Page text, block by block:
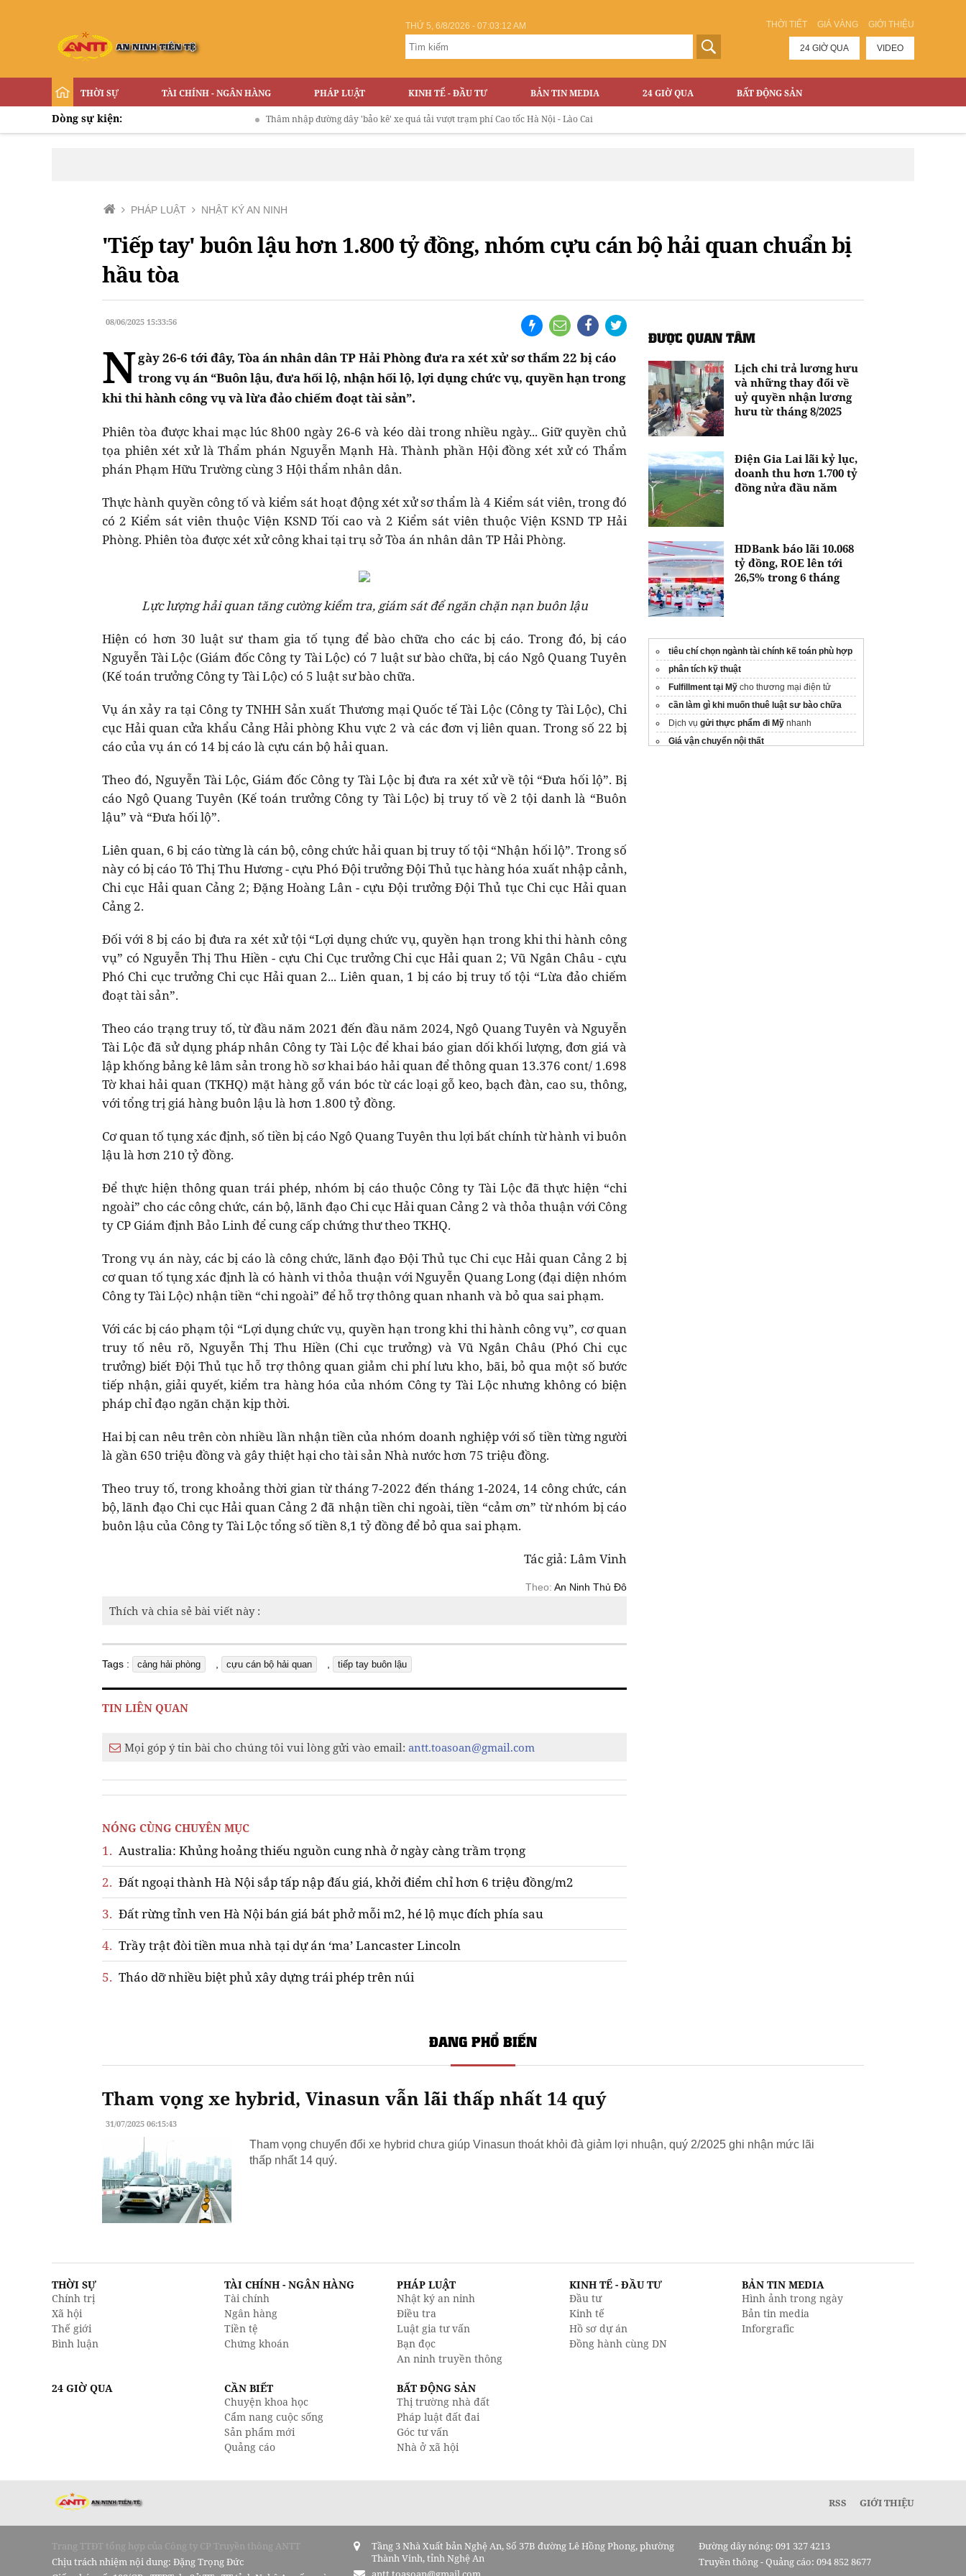
THỜI TIẾT GIÁ VÀNG GIỚI THIỆU
THỨ 5, 6/8/2026 - 07:03:13 AM
24 GIỜ QUA VIDEO
THỜI SỰ TÀI CHÍNH - NGÂN HÀNG PHÁP LUẬT KINH TẾ - ĐẦU TƯ BẢN TIN MEDIA 24 GIỜ QUA BẤT ĐỘNG SẢN
Dòng sự kiện: Thâm nhập đường dây 'bảo kê' xe quá tải vượt trạm phí Cao tốc Hà Nội - Lào Cai
PHÁP LUẬT NHẬT KÝ AN NINH
'Tiếp tay' buôn lậu hơn 1.800 tỷ đồng, nhóm cựu cán bộ hải quan chuẩn bị
hầu tòa
08/06/2025 15:33:56
Ngày 26-6 tới đây, Tòa án nhân dân TP Hải Phòng đưa ra xét xử sơ thẩm 22 bị cáo
trong vụ án “Buôn lậu, đưa hối lộ, nhận hối lộ, lợi dụng chức vụ, quyền hạn trong
khi thi hành công vụ và lừa đảo chiếm đoạt tài sản”.
Phiên tòa được khai mạc lúc 8h00 ngày 26-6 và kéo dài trong nhiều ngày... Giữ quyền chủ
tọa phiên xét xử là Thẩm phán Nguyễn Mạnh Hà. Thành phần Hội đồng xét xử có Thẩm
phán Phạm Hữu Trường cùng 3 Hội thẩm nhân dân.
Thực hành quyền công tố và kiểm sát hoạt động xét xử sơ thẩm là 4 Kiểm sát viên, trong đó
có 2 Kiểm sát viên thuộc Viện KSND Tối cao và 2 Kiểm sát viên thuộc Viện KSND TP Hải
Phòng. Phiên tòa được xét xử công khai tại trụ sở Tòa án nhân dân TP Hải Phòng.
Lực lượng hải quan tăng cường kiểm tra, giám sát để ngăn chặn nạn buôn lậu
Hiện có hơn 30 luật sư tham gia tố tụng để bào chữa cho các bị cáo. Trong đó, bị cáo
Nguyễn Tài Lộc (Giám đốc Công ty Tài Lộc) có 7 luật sư bào chữa, bị cáo Ngô Quang Tuyên
(Kế toán trưởng Công ty Tài Lộc) có 5 luật sư bào chữa.
Vụ án xảy ra tại Công ty TNHH Sản xuất Thương mại Quốc tế Tài Lộc (Công ty Tài Lộc), Chi
cục Hải quan cửa khẩu Cảng Hải phòng Khu vực 2 và các đơn vị liên quan. Trong số 22 bị
cáo của vụ án có 14 bị cáo là cựu cán bộ hải quan.
Theo đó, Nguyễn Tài Lộc, Giám đốc Công ty Tài Lộc bị đưa ra xét xử về tội “Đưa hối lộ”. Bị
cáo Ngô Quang Tuyên (Kế toán trưởng Công ty Tài Lộc) bị truy tố về 2 tội danh là “Buôn
lậu” và “Đưa hối lộ”.
Liên quan, 6 bị cáo từng là cán bộ, công chức hải quan bị truy tố tội “Nhận hối lộ”. Trong số
này có bị cáo Tô Thị Thu Hương - cựu Phó Đội trưởng Đội Thủ tục hàng hóa xuất nhập cảnh,
Chi cục Hải quan Cảng 2; Đặng Hoàng Lân - cựu Đội trưởng Đội Thủ tục Chi cục Hải quan
Cảng 2.
Đối với 8 bị cáo bị đưa ra xét xử tội “Lợi dụng chức vụ, quyền hạn trong khi thi hành công
vụ” có Nguyễn Thị Thu Hiền - cựu Chi Cục trưởng Chi cục Hải quan 2; Vũ Ngân Châu - cựu
Phó Chi cục trưởng Chi cục Hải quan 2... Liên quan, 1 bị cáo bị truy tố tội “Lừa đảo chiếm
đoạt tài sản”.
Theo cáo trạng truy tố, từ đầu năm 2021 đến đầu năm 2024, Ngô Quang Tuyên và Nguyễn
Tài Lộc đã sử dụng pháp nhân Công ty Tài Lộc để khai báo gian dối khối lượng, đơn giá và
lập khống bảng kê lâm sản trong hồ sơ khai báo hải quan để thông quan 13.376 cont/ 1.698
Tờ khai hải quan (TKHQ) mặt hàng gỗ ván bóc từ các loại gỗ keo, bạch đàn, cao su, thông,
với tổng trị giá hàng buôn lậu là hơn 1.800 tỷ đồng.
Cơ quan tố tụng xác định, số tiền bị cáo Ngô Quang Tuyên thu lợi bất chính từ hành vi buôn
lậu là hơn 210 tỷ đồng.
Để thực hiện thông quan trái phép, nhóm bị cáo thuộc Công ty Tài Lộc đã thực hiện “chi
ngoài” cho các công chức, cán bộ, lãnh đạo Chi cục Hải quan Cảng 2 và thỏa thuận với Công
ty CP Giám định Bảo Linh để cung cấp chứng thư theo TKHQ.
Trong vụ án này, các bị cáo là công chức, lãnh đạo Đội Thủ tục Chi cục Hải quan Cảng 2 bị
cơ quan tố tụng xác định là có hành vi thỏa thuận với Nguyễn Quang Long (đại diện nhóm
Công ty Tài Lộc) nhận tiền “chi ngoài” để hỗ trợ thông quan nhanh và bỏ qua sai phạm.
Với các bị cáo phạm tội “Lợi dụng chức vụ, quyền hạn trong khi thi hành công vụ”, cơ quan
truy tố nêu rõ, Nguyễn Thị Thu Hiền (Chi cục trưởng) và Vũ Ngân Châu (Phó Chi cục
trưởng) biết Đội Thủ tục hỗ trợ thông quan giảm chi phí lưu kho, bãi, bỏ qua một số bước
tiếp nhận, giải quyết, kiểm tra hàng hóa của nhóm Công ty Tài Lộc nhưng không có biện
pháp chỉ đạo ngăn chặn kịp thời.
Hai bị can nêu trên còn nhiều lần nhận tiền của nhóm doanh nghiệp với số tiền từng người
là gần 650 triệu đồng và gây thiệt hại cho tài sản Nhà nước hơn 75 triệu đồng.
Theo truy tố, trong khoảng thời gian từ tháng 7-2022 đến tháng 1-2024, 14 công chức, cán
bộ, lãnh đạo Chi cục Hải quan Cảng 2 đã nhận tiền chi ngoài, tiền “cảm ơn” từ nhóm bị cáo
buôn lậu của Công ty Tài Lộc tổng số tiền 8,1 tỷ đồng để bỏ qua sai phạm.
Tác giả: Lâm Vinh
Theo: An Ninh Thủ Đô
Thích và chia sẻ bài viết này :
Tags : cảng hải phòng cựu cán bộ hải quan tiếp tay buôn lậu
TIN LIÊN QUAN
Mọi góp ý tin bài cho chúng tôi vui lòng gửi vào email: antt.toasoan@gmail.com
NÓNG CÙNG CHUYÊN MỤC
1. Australia: Khủng hoảng thiếu nguồn cung nhà ở ngày càng trầm trọng
2. Đất ngoại thành Hà Nội sắp tấp nập đấu giá, khởi điểm chỉ hơn 6 triệu đồng/m2
3. Đất rừng tỉnh ven Hà Nội bán giá bát phở mỗi m2, hé lộ mục đích phía sau
4. Trầy trật đòi tiền mua nhà tại dự án ‘ma’ Lancaster Lincoln
5. Tháo dỡ nhiều biệt phủ xây dựng trái phép trên núi
ĐƯỢC QUAN TÂM
Lịch chi trả lương hưu
và những thay đổi về
uỷ quyền nhận lương
hưu từ tháng 8/2025
Điện Gia Lai lãi kỷ lục,
doanh thu hơn 1.700 tỷ
đồng nửa đầu năm
HDBank báo lãi 10.068
tỷ đồng, ROE lên tới
26,5% trong 6 tháng
tiêu chí chọn ngành tài chính kế toán phù hợp
phân tích kỹ thuật
Fulfillment tại Mỹ cho thương mại điện tử
cần làm gì khi muốn thuê luật sư bào chữa
Dịch vụ gửi thực phẩm đi Mỹ nhanh
Giá vận chuyển nội thất
ĐANG PHỔ BIẾN
Tham vọng xe hybrid, Vinasun vẫn lãi thấp nhất 14 quý
31/07/2025 06:15:43
Tham vọng chuyển đổi xe hybrid chưa giúp Vinasun thoát khỏi đà giảm lợi nhuận, quý 2/2025 ghi nhận mức lãi
thấp nhất 14 quý.
THỜI SỰ
Chính trị
Xã hội
Thế giới
Bình luận
TÀI CHÍNH - NGÂN HÀNG
Tài chính
Ngân hàng
Tiền tệ
Chứng khoán
PHÁP LUẬT
Nhật ký an ninh
Điều tra
Luật gia tư vấn
Bạn đọc
An ninh truyền thông
KINH TẾ - ĐẦU TƯ
Đầu tư
Kinh tế
Hồ sơ dự án
Đồng hành cùng DN
BẢN TIN MEDIA
Hình ảnh trong ngày
Bản tin media
Inforgrafic
24 GIỜ QUA
CẦN BIẾT
Chuyện khoa học
Cẩm nang cuộc sống
Sản phẩm mới
Quảng cáo
BẤT ĐỘNG SẢN
Thị trường nhà đất
Pháp luật đất đai
Góc tư vấn
Nhà ở xã hội
RSS GIỚI THIỆU
Trang TTĐT tổng hợp của Công ty CP Truyền thông ANTT
Chịu trách nhiệm nội dung: Đặng Trọng Đức
Đường dây nóng: 091 327 4213
Truyền thông - Quảng cáo: 094 852 8677
Tầng 3 Nhà Xuất bản Nghệ An, Số 37B đường Lê Hồng Phong, phường
Thành Vinh, tỉnh Nghệ An